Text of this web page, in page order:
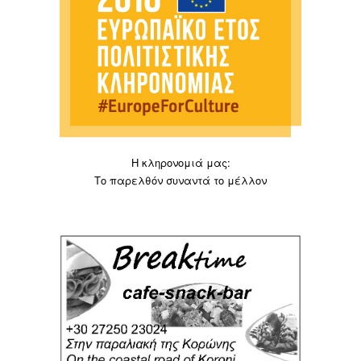
Η κληρονομιά μας:
Το παρελθόν συναντά το μέλλον